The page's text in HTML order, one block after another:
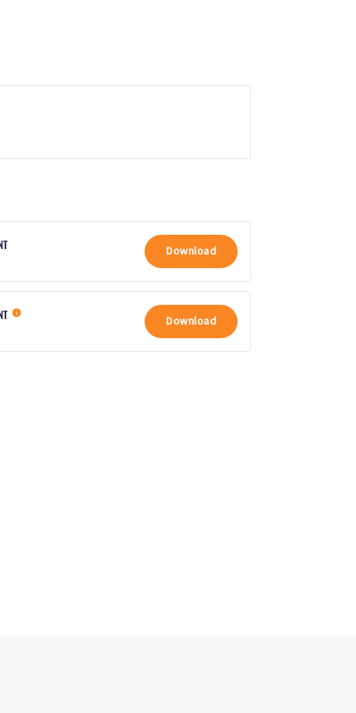
Download
Download